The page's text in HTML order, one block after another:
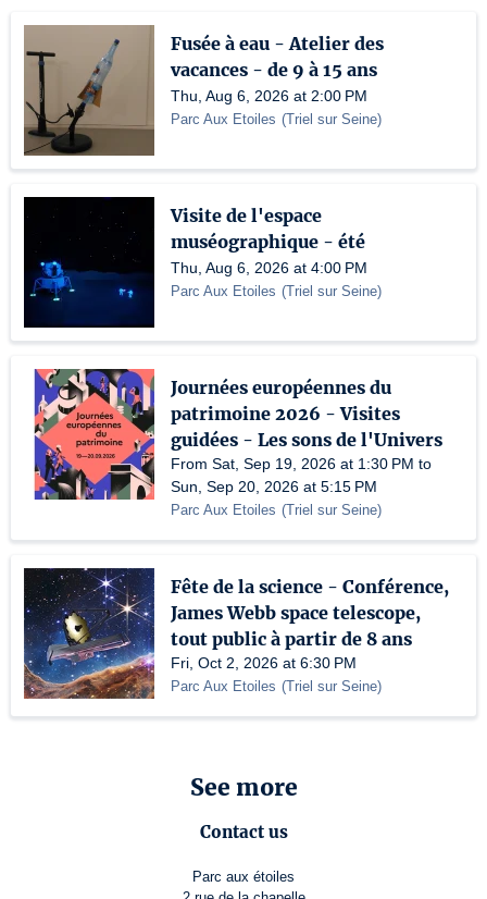
Fusée à eau - Atelier des
vacances - de 9 à 15 ans
Thu, Aug 6, 2026 at 2:00 PM
Parc Aux Etoiles (Triel sur Seine)
Visite de l'espace
muséographique - été
Thu, Aug 6, 2026 at 4:00 PM
Parc Aux Etoiles (Triel sur Seine)
Journées européennes du
patrimoine 2026 - Visites
guidées - Les sons de l'Univers
From Sat, Sep 19, 2026 at 1:30 PM to
Sun, Sep 20, 2026 at 5:15 PM
Parc Aux Etoiles (Triel sur Seine)
Fête de la science - Conférence,
James Webb space telescope,
tout public à partir de 8 ans
Fri, Oct 2, 2026 at 6:30 PM
Parc Aux Etoiles (Triel sur Seine)
See more
Contact us
Parc aux étoiles